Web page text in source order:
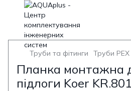
Труби та фітинги Труби PEX
Планка монтажна
підлоги Koer